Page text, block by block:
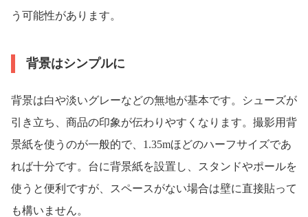
う可能性があります。
背景はシンプルに
背景は白や淡いグレーなどの無地が基本です。シューズが
引き立ち、商品の印象が伝わりやすくなります。撮影用背
景紙を使うのが一般的で、1.35mほどのハーフサイズであ
れば十分です。台に背景紙を設置し、スタンドやポールを
使うと便利ですが、スペースがない場合は壁に直接貼って
も構いません。